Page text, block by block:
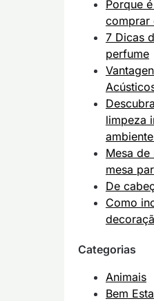
Porque
comprar
7 Dicas
perfume
limpeza
Mesa
mesa
De
Como
Categorias
Animais
Bem